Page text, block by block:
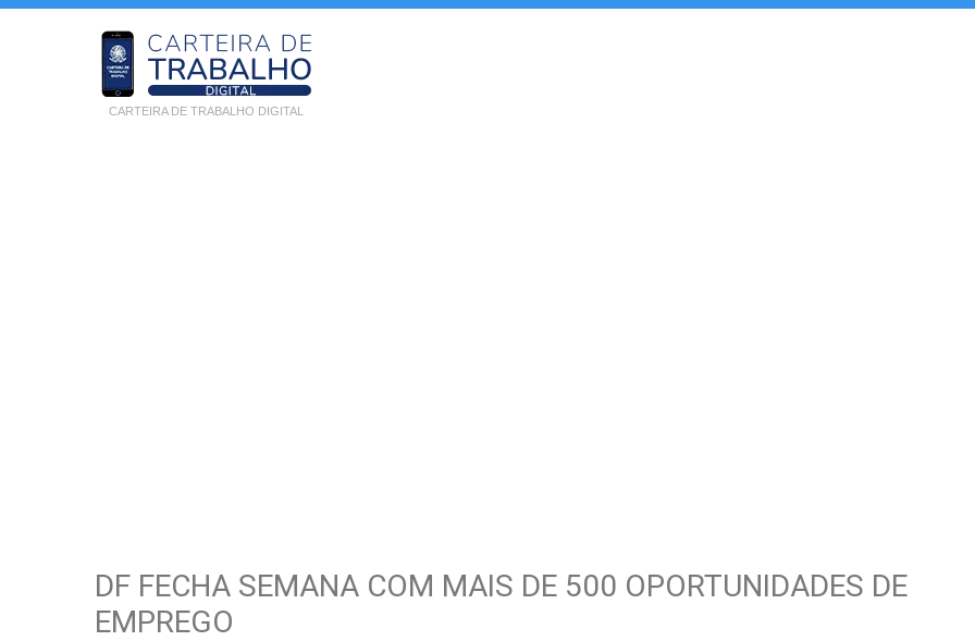
CARTEIRA DE TRABALHO DIGITAL
DF FECHA SEMANA COM MAIS DE 500 OPORTUNIDADES DE
EMPREGO